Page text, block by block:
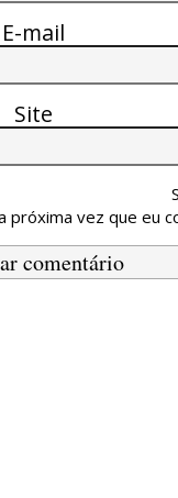
E-mail
Site
próxima vez que eu